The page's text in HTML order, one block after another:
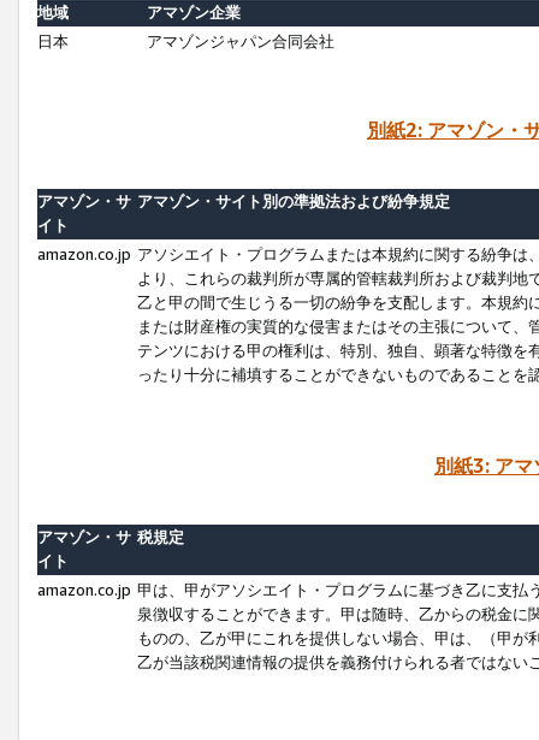
地域
アマゾン企業
日本
アマゾンジャパン合同会社
別紙2: アマゾン・
アマゾン・サ
イト
アマゾン・サイト別の準拠法および紛争規定
amazon.co.jp アソシエイト・プログラムまたは本規約に関する紛争
より、これらの裁判所が専属的管轄裁判所および裁判
乙と甲の間で生じうる一切の紛争を支配します。本規
または財産権の実質的な侵害またはその主張について
テンツにおける甲の権利は、特別、独自、顕著な特徴
ったり十分に補填することができないものであることを
別紙3: ア
アマゾン・サ
イト
税規定
amazon.co.jp 甲は、甲がアソシエイト・プログラムに基づき乙に支
泉徴収することができます。甲は随時、乙からの税金
ものの、乙が甲にこれを提供しない場合、甲は、（甲
乙が当該税関連情報の提供を義務付けられる者ではな